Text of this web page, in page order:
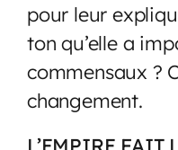
pour leur
ton qu’elle a
commensaux ?
changement.
L’EMPIRE FAIT